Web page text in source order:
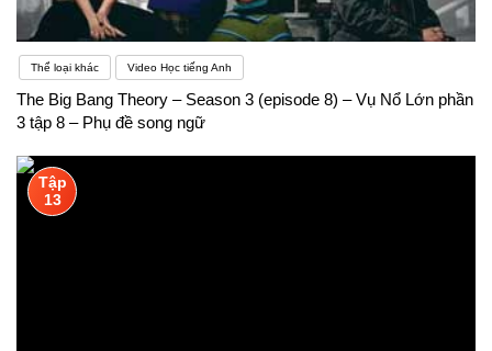
Thể loại khác Video Học tiếng Anh
The Big Bang Theory – Season 3 (episode 8) – Vụ Nổ Lớn phần
3 tập 8 – Phụ đề song ngữ
Tập
13